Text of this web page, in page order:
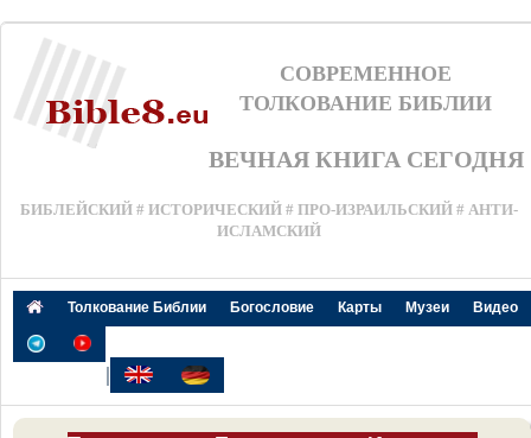
СОВРЕМЕННОЕ
ТОЛКОВАНИЕ БИБЛИИ
ВЕЧНАЯ КНИГА СЕГОДНЯ
БИБЛЕЙСКИЙ # ИСТОРИЧЕСКИЙ # ПРО-ИЗРАИЛЬСКИЙ # АНТИ-
ИСЛАМСКИЙ
Толкование Библии Богословие Карты Музеи Видео
|